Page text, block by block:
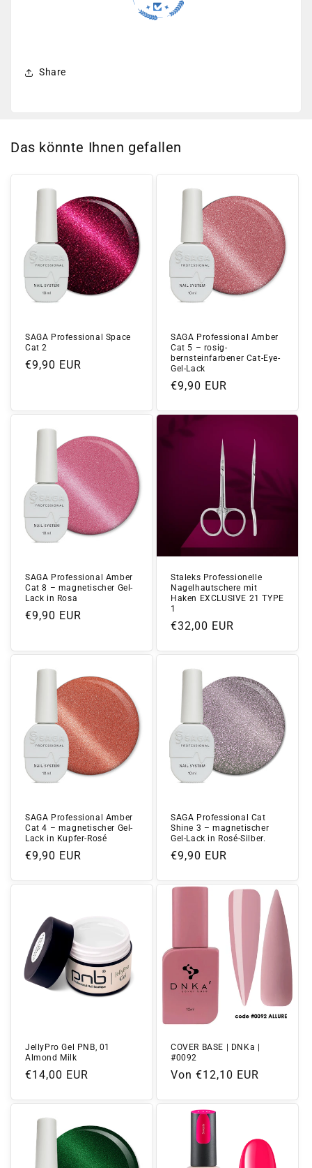
Share
Das könnte Ihnen gefallen
SAGA Professional Space
Cat 2
Normaler
€9,90 EUR
SAGA Professional Amber
Cat 5 – rosig-
bernsteinfarbener Cat-Eye-
Gel-Lack
Normaler
€9,90 EUR
SAGA Professional Amber
Cat 8 – magnetischer Gel-
Lack in Rosa
Normaler
€9,90 EUR
Staleks Professionelle
Nagelhautschere mit
Haken EXCLUSIVE 21 TYPE
1
Normaler
€32,00 EUR
SAGA Professional Amber
Cat 4 – magnetischer Gel-
Lack in Kupfer-Rosé
Normaler
€9,90 EUR
SAGA Professional Cat
Shine 3 – magnetischer
Gel-Lack in Rosé-Silber.
Normaler
€9,90 EUR
JellyPro Gel PNB, 01
Almond Milk
Normaler
€14,00 EUR
COVER BASE | DNKa |
#0092
Normaler
Von €12,10 EUR